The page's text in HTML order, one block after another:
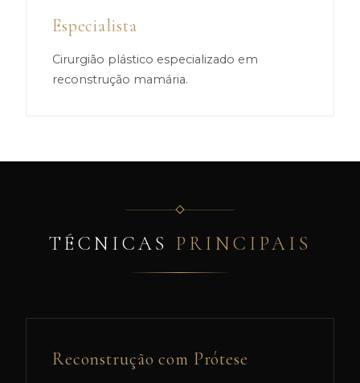
Especialista
Cirurgião plástico especializado em
reconstrução mamária.
TÉCNICAS PRINCIPAIS
Reconstrução com Prótese